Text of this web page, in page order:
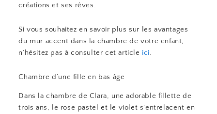
créations et ses rêves.
Si vous souhaitez en savoir plus sur les avantages
du mur accent dans la chambre de votre enfant,
n’hésitez pas à consulter cet article ici.
Chambre d’une fille en bas âge
Dans la chambre de Clara, une adorable fillette de
trois ans, le rose pastel et le violet s’entrelacent en